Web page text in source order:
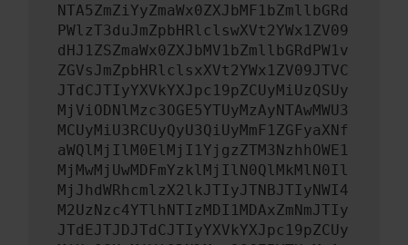
NTA5ZmZiYyZmaWx0ZXJbMF1bZmllbGRd
PWlzT3duJmZpbHRlclswXVt2YWx1ZV09
dHJ1ZSZmaWx0ZXJbMV1bZmllbGRdPW1v
ZGVsJmZpbHRlclsxXVt2YWx1ZV09JTVC
JTdCJTIyYXVkYXJpc19pZCUyMiUzQSUy
MjViODNlMzc3OGE5YTUyMzAyNTAwMWU3
MCUyMiU3RCUyQyU3QiUyMmF1ZGFyaXNf
aWQlMjIlM0ElMjI1YjgzZTM3NzhhOWE1
MjMwMjUwMDFmYzklMjIlN0QlMkMlN0Il
MjJhdWRhcmlzX2lkJTIyJTNBJTIyNWI4
M2UzNzc4YTlhNTIzMDI1MDAxZmNmJTIy
JTdEJTJDJTdCJTIyYXVkYXJpc19pZCUy